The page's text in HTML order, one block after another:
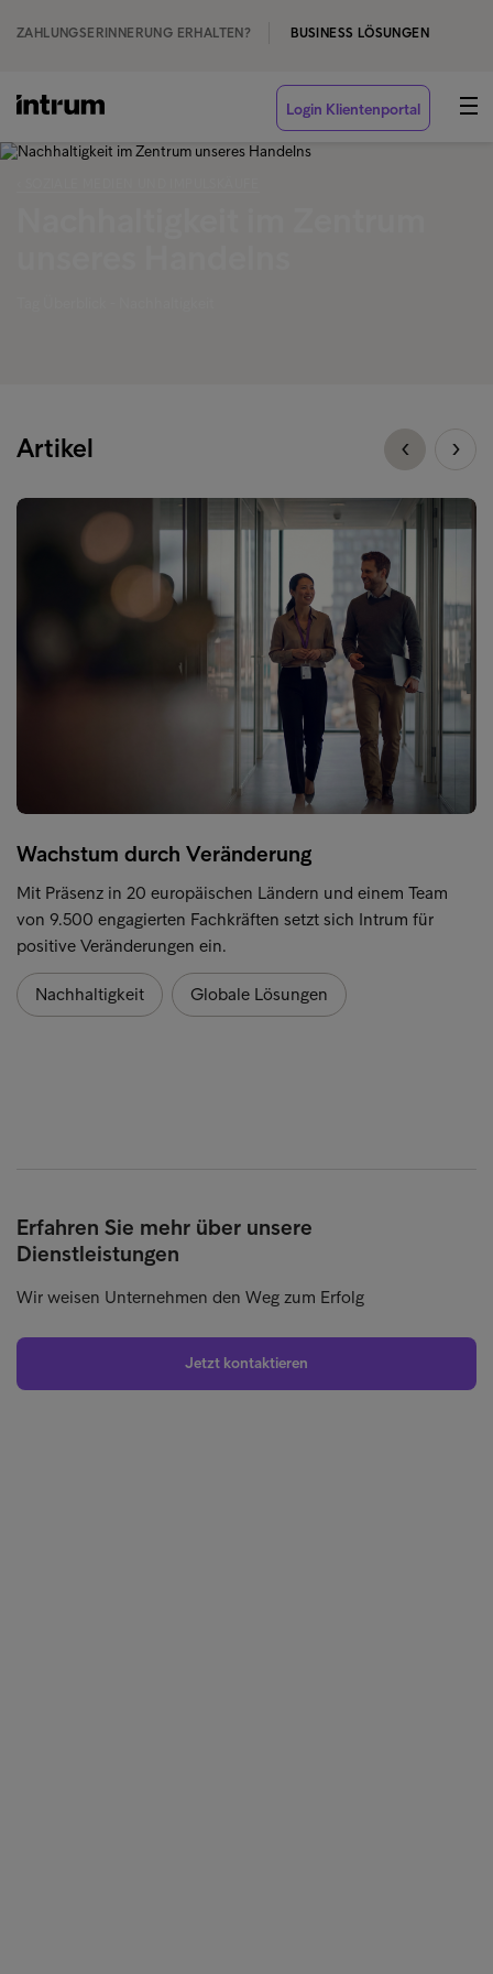
ZAHLUNGSERINNERUNG ERHALTEN? BUSINESS LÖSUNGEN
Login Klientenportal
Artikel
Wachstum durch Veränderung
Mit Präsenz in 20 europäischen Ländern und einem Team
von 9.500 engagierten Fachkräften setzt sich Intrum für
positive Veränderungen ein.
Nachhaltigkeit Globale Lösungen
Erfahren Sie mehr über unsere
Dienstleistungen
Wir weisen Unternehmen den Weg zum Erfolg
Jetzt kontaktieren